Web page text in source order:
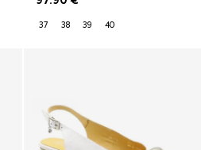
37 38 39 40